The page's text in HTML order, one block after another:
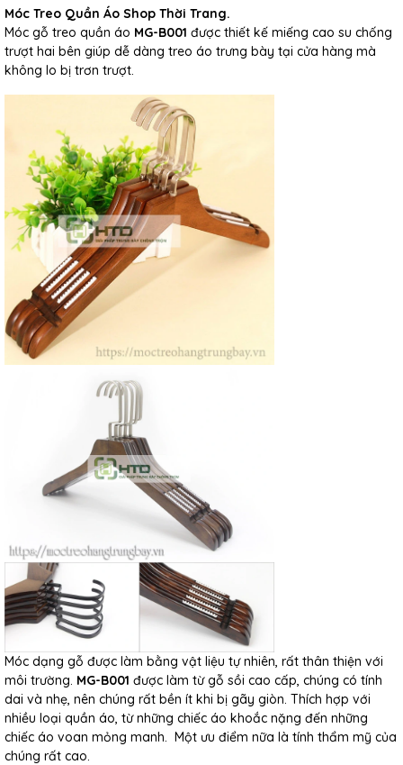
Móc Treo Quần Áo Shop Thời Trang.
Móc gỗ treo quần áo MG-B001 được thiết kế miếng cao su chống
trượt hai bên giúp dễ dàng treo áo trưng bày tại cửa hàng mà
không lo bị trơn trượt.
Móc dạng gỗ được làm bằng vật liệu tự nhiên, rất thân thiện với
môi trường. MG-B001 được làm từ gỗ sồi cao cấp, chúng có tính
dai và nhẹ, nên chúng rất bền ít khi bị gãy giòn. Thích hợp với
nhiều loại quần áo, từ những chiếc áo khoắc nặng đến những
chiếc áo voan mỏng manh. Một ưu điểm nữa là tính thẩm mỹ của
chúng rất cao.